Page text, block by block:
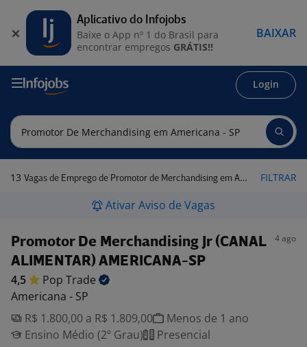
Login
13 Vagas de Emprego de Promotor de Merchandising em Americana - SP FILTRAR
Ativar Aviso de Vagas
Promotor De Merchandising Jr (CANAL
ALIMENTAR) AMERICANA-SP
4 ago
4,5 Pop Trade
Americana - SP
R$ 1.800,00 a R$ 1.809,00
Menos de 1 ano
Ensino Médio (2º Grau)
Presencial
Aplicativo do Infojobs
Baixe o App nº 1 do Brasil para
encontrar empregos GRÁTIS!!
BAIXAR